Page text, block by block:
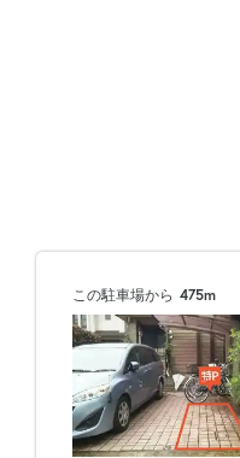
この駐車場から 475m